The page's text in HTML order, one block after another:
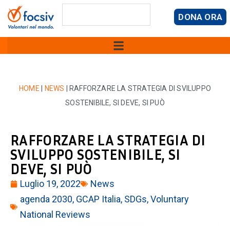
DONA ORA
HOME NEWS
RAFFORZARE LA STRATEGIA DI SVILUPPO
SOSTENIBILE, SI DEVE, SI PUÒ
RAFFORZARE LA STRATEGIA DI
SVILUPPO SOSTENIBILE, SI
DEVE, SI PUÒ
Luglio 19, 2022
News
agenda 2030, GCAP Italia, SDGs,Voluntary
National Reviews